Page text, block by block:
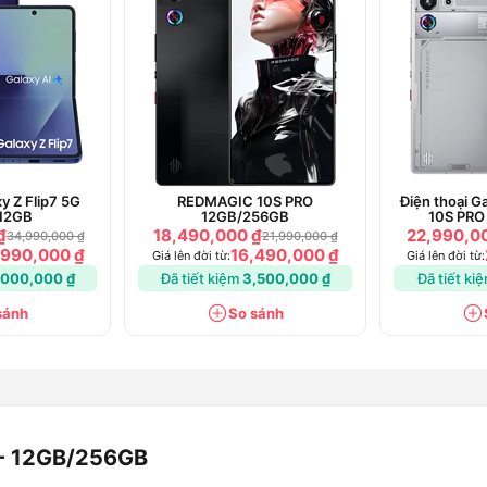
hữu màn hình 6.8 inch
độ phân
2X
. Đáng chú ý, S24 Ultra được
mẽ, hỗ trợ nhu cầu hiệu suất cao và
thoại này có thể sẽ có
camera
góc siêu rộng 12MP
. Pin của thiết bị
Galaxy S24 Ultra - Chính
lựa chọn hấp dẫn trong phân khúc
hình, hiệu suất, camera và thời lượng
S24 Ultra
Z Flip7 5G
34,990,000 ₫
₫
₫
REDMAGIC 10S PRO
12GB/256GB
18,490,000 ₫21,990,000 ₫
Giá lên đời từ:16,490,000 ₫
Đã tiết kiệm3,500,000 ₫
So sánh
Điện thoại
10S
Giá lên đời từ:
Đã tiết
12GB/256GB